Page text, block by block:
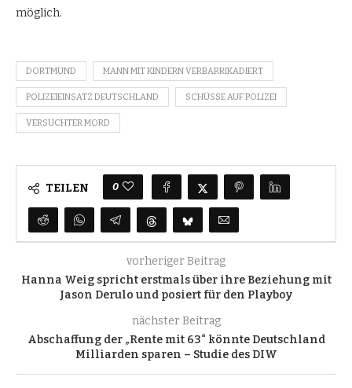
möglich.
DORTMUND MANN MIT KINDERN VERBARRIKADIERT
POLIZEIEINSATZ DEUTSCHLAND SCHÜSSE AUF POLIZEI
VERSUCHTER MORD
TEILEN 0
vorheriger Beitrag
Hanna Weig spricht erstmals über ihre Beziehung mit
Jason Derulo und posiert für den Playboy
nächster Beitrag
Abschaffung der „Rente mit 63“ könnte Deutschland
Milliarden sparen – Studie des DIW